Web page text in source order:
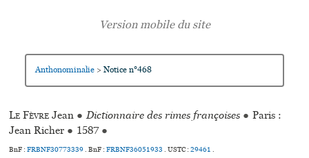
Anthonominalie > Notice n°468
Le Fèvre Jean ● Dictionnaire des rimes françoises ● Paris :
Jean Richer ● 1587 ●
BnF :FRBNF30773339. BnF :FRBNF36051933 .USTC :29461.